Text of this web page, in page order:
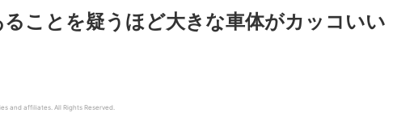
ることを疑うほど大きな車体がカッコいい
and affiliates. All Rights Reserved.